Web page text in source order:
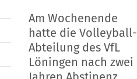
Am Wochenende
hatte die Volleyball-
Abteilung des VfL
Löningen nach zwei